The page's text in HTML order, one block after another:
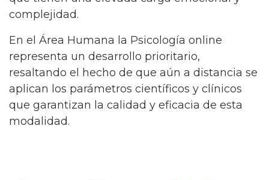
complejidad.
En el Área Humana la Psicología online
representa un desarrollo prioritario,
resaltando el hecho de que aún a distancia se
aplican los parámetros científicos y clínicos
que garantizan la calidad y eficacia de esta
modalidad.